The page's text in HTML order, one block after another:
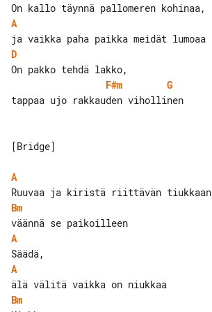
A
D
F#m
G
tappaa ujo rakkauden vihollinen
[Bridge]
A
Bm
A
A
Bm